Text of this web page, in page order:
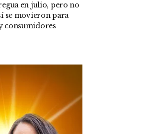
en julio, pero no
se movieron para
consumidores